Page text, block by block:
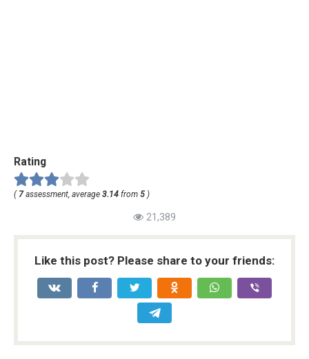
Rating
( 7assessment, average 3.14 from 5 )
21,389
Like this post? Please share to your friends: